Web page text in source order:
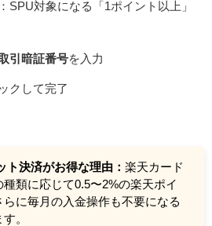
：SPU対象になる「1ポイント以上」
引暗証番号を入力
クして完了
ト決済がお得な理由： 楽天カード
類に応じて0.5〜2%の楽天ポイ
に毎月の入金操作も不要になる
。